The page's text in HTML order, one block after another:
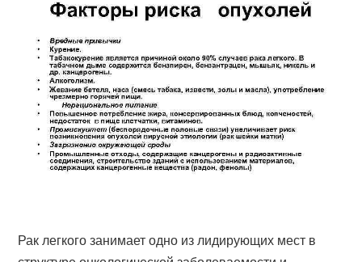
Рак легкого занимает одно из лидирующих мест в